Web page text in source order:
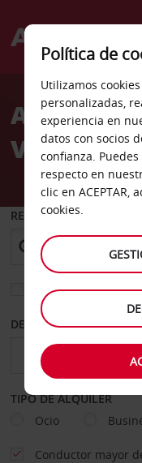
Welcome
AvisAlquiler
RECOGER EN
Elegir otra oficina
DESDE
TIPO DE ALQUILER
Ocio
Conductor mayor
Política de
Utilizamos
personalizadas,
experiencia en
datos con socios
confianza.
respecto en
clic en ACEPTAR,
cookies.